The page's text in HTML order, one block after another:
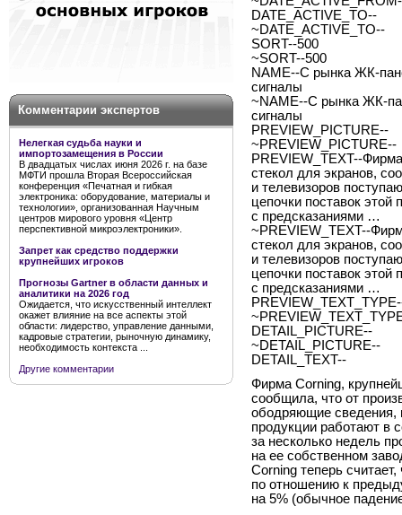
Комментарии экспертов
Нелегкая судьба науки и
импортозамещения в России
В двадцатых числах июня 2026 г. на базе
МФТИ прошла Вторая Всероссийская
конференция «Печатная и гибкая
электроника: оборудование, материалы и
технологии», организованная Научным
центров мирового уровня «Центр
перспективной микроэлектроники».
Запрет как средство поддержки
крупнейших игроков
Прогнозы Gartner в области данных и
аналитики на 2026 год
Ожидается, что искусственный интеллект
окажет влияние на все аспекты этой
области: лидерство, управление данными,
кадровые стратегии, рыночную динамику,
необходимость контекста ...
Другие комментарии
DATE_ACTIVE_TO--
~DATE_ACTIVE_TO--
SORT--500
~SORT--500
NAME--C рынка ЖК-
сигналы
~NAME--C рынка ЖК-
сигналы
PREVIEW_PICTURE--
~PREVIEW_PICTURE--
PREVIEW_TEXT--
стекол для экранов,
и телевизоров
цепочки поставок этой
с предсказаниями …
~PREVIEW_TEXT--
стекол для экранов,
и телевизоров
цепочки поставок этой
с предсказаниями …
DETAIL_PICTURE--
~DETAIL_PICTURE--
DETAIL_TEXT--
Фирма Corning,
сообщила, что от
ободряющие сведения,
продукции работают в
за несколько недель
на ее собственном
Corning теперь
по отношению к
на 5% (обычное